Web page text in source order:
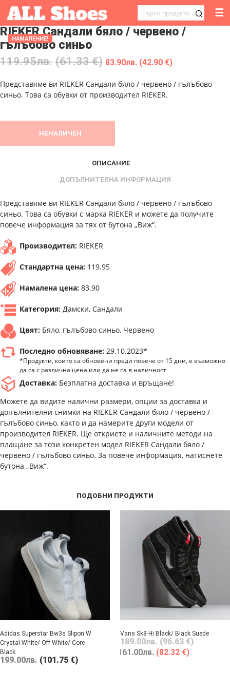
ТЪРСЕНЕ
ЗА:
☰
НАМАЛЕНИЕ!
RIEKER Сандали бяло / червено /
гълъбово синьо
119.95лв. (61.33 €) 83.90лв. (42.90 €)
Представяме ви RIEKER Сандали бяло / червено / гълъбово
синьо. Това са обувки от производител RIEKER.
НЕНАЛИЧЕН
ОПИСАНИЕ
ДОПЪЛНИТЕЛНА ИНФОРМАЦИЯ
Представяме ви RIEKER Сандали бяло / червено / гълъбово
синьо. Това са обувки с марка RIEKER и можете да получите
повече информация за тях от бутона „Виж“.
Производител: RIEKER
Стандартна цена: 119.95
Намалена цена: 83.90
Категория: Дамски, Сандали
Цвят: Бяло, гълъбово синьо, Червено
Последно обновяване: 29.10.2023*
*Продукти, които са обновени преди повече от 15 дни, е възможно
да са с различна цена или да не са в наличност
Доставка: Безплатна доставка и връщане!
Можете да видите налични размери, опции за доставка и
допълнителни снимки на RIEKER Сандали бяло / червено /
гълъбово синьо, както и да намерите други модели от
производител RIEKER. Ще откриете и наличните методи на
плащане за този конкретен модел RIEKER Сандали бяло /
червено / гълъбово синьо. За повече информация, натиснете
бутона „Виж“.
ПОДОБНИ ПРОДУКТИ
Adidas Superstar Bw3s Slipon W
Crystal White/ Off White/ Core
Black
199.00лв. (101.75 €)
Vans Sk8-Hi Black/ Black Suede
189.00лв. (96.63 €)
161.00лв. (82.32 €)